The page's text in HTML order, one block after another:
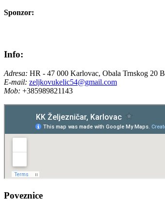
Sponzor:
Info:
Adresa: HR - 47 000 Karlovac, Obala Trnskog 20 B
E-mail: zeljkovukelic54@gmail.com
Mob: +385989821143
Poveznice